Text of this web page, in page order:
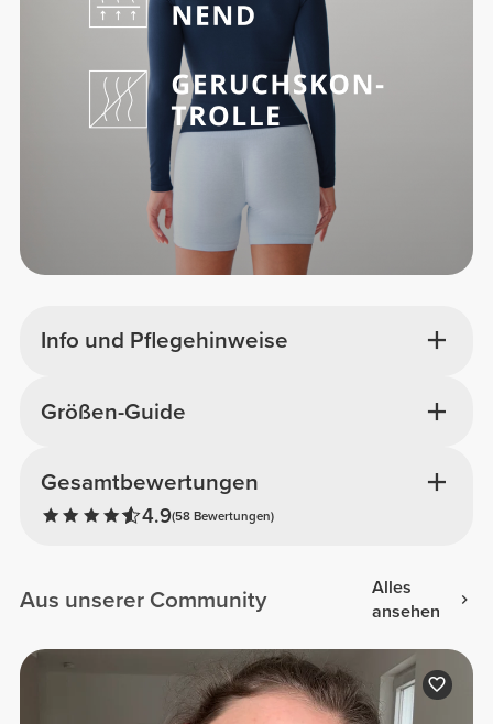
Info und Pflegehinweise
Gesamtbewertungen
4.9(58 Bewertungen)
Größen-Guide
Aus unserer Community
Alles
ansehen